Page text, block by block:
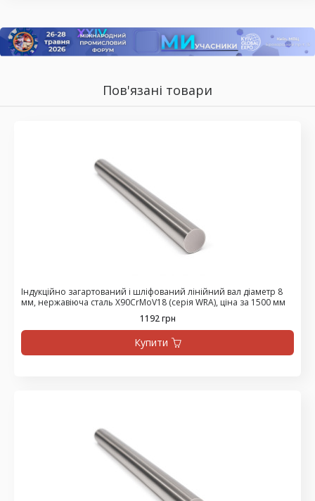
Пов'язані товари
Індукційно загартований і шліфований лінійний вал діаметр 8
мм, нержавіюча сталь X90CrMoV18 (серія WRA), ціна за 1500 мм
1192 грн
Купити